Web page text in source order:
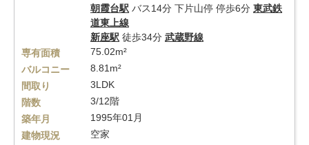
朝霞台駅 バス14分 下片山停 停歩6分 東武鉄
道東上線
新座駅 徒歩34分 武蔵野線
専有面積
75.02m²
バルコニー
8.81m²
間取り
3LDK
階数
3/12階
築年月
1995年01月
建物現況
空家